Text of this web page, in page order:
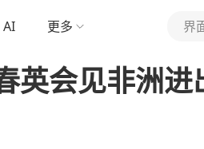
AI 更多
英会见非洲进